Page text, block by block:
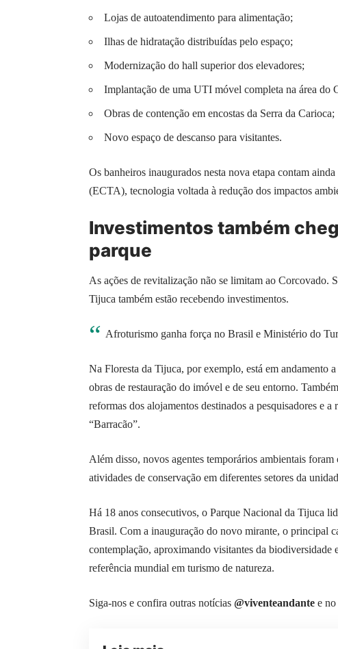
Lojas de autoatendimento para alimentação;
Ilhas de hidratação distribuídas pelo espaço;
Modernização do hall superior dos elevadores;
Implantação de uma UTI móvel completa na área do
Obras de contenção em encostas da Serra da Carioca;
Novo espaço de descanso para visitantes.
Os banheiros inaugurados nesta nova etapa contam
(ECTA), tecnologia voltada à redução dos impactos
Investimentos também
parque
As ações de revitalização não se limitam ao Corcovado.
Tijuca também estão recebendo investimentos.
Afroturismo ganha força no Brasil e Ministério do
Na Floresta da Tijuca, por exemplo, está em andamento
obras de restauração do imóvel e de seu entorno.
reformas dos alojamentos destinados a pesquisadores e
“Barracão”.
Além disso, novos agentes temporários ambientais
atividades de conservação em diferentes setores da
Há 18 anos consecutivos, o Parque Nacional da Tijuca
Brasil. Com a inauguração do novo mirante, o principal
contemplação, aproximando visitantes da biodiversidade
referência mundial em turismo de natureza.
Siga-nos e confira outras notícias @viventeandante e no